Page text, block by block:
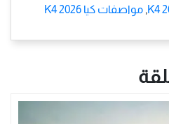
, مواصفات كيا K4 2026